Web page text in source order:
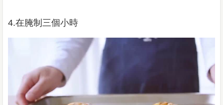
4.在腌制三個小時